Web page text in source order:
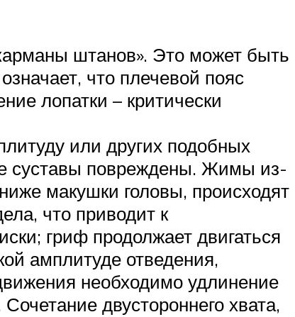
штанов». Это может быть
что плечевой пояс
лопатки – критически
или других подобных
суставы повреждены. Жимы из-
макушки головы, происходят
что приводит к
гриф продолжает двигаться
амплитуде отведения,
необходимо удлинение
двустороннего хвата,